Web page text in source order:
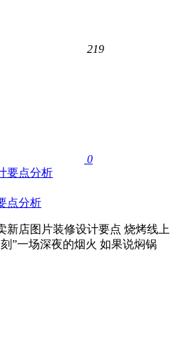
219
0
点分析
新店图片装修设计要点 烧烤线上
”一场深夜的烟火 如果说焖锅